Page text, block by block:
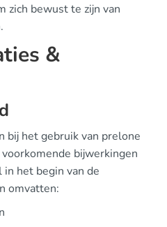
zich bewust te zijn van
&
bij het gebruik van prelone
bijwerkingen
het begin van de
omvatten: